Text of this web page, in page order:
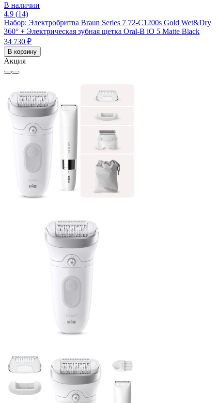
В наличии
4.9 (14)
Набор: Электробритва Braun Series 7 72-C1200s Gold Wet&Dry
360° + Электрическая зубная щетка Oral-B iO 5 Matte Black
34 730 ₽
В корзину
Акция